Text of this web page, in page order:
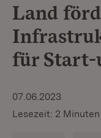
Land
für Start-
07.06.2023
Lesezeit: 2 Minuten